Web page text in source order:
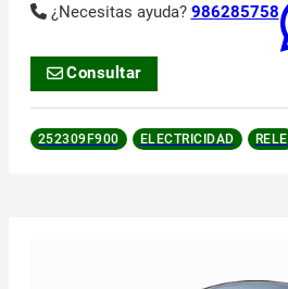
¿Necesitas ayuda? 986285758
Consultar
252309F900 ELECTRICIDAD RELE